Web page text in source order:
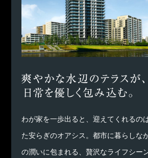
わが家を一歩出ると、迎えてくれるの
た安らぎのオアシス。都市に暮らしな
の潤いに包まれる、贅沢なライフシー